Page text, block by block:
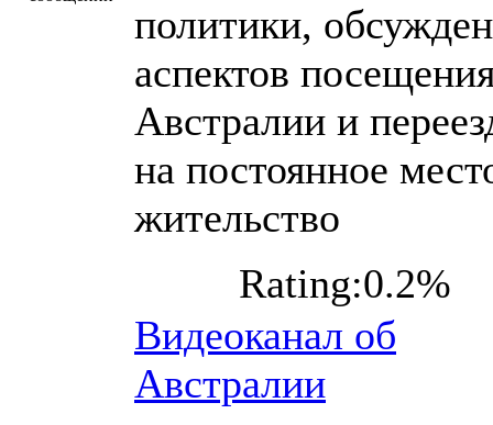
политики,
аспектов
Австралии и
на постоянное
жительство
Rating:0.2%
Видеоканал об
Австралии